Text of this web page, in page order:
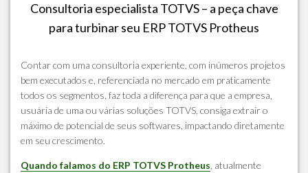
Consultoria especialista TOTVS – a peça chave
para turbinar seu ERP TOTVS Protheus
Contar com uma consultoria experiente, com inúmeros projetos
bem executados e, referenciada no mercado em praticamente
todos os segmentos, faz toda a diferença para que a empresa,
usuária de uma ou várias soluções TOTVS, consiga extrair o
máximo de potencial de seus softwares, impactando diretamente
em seu crescimento.
Quando falamos do ERP TOTVS Protheus , atualmente